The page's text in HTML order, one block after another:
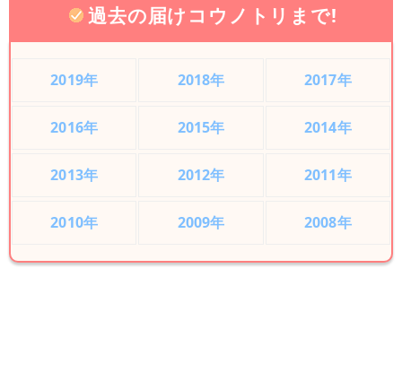
過去の届けコウノトリまで!
2019年 2018年 2017年
2016年 2015年 2014年
2013年 2012年 2011年
2010年 2009年 2008年